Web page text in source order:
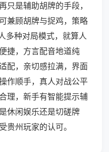
只是辅助胡牌的手段，
兼顾胡牌与捉鸡，策略
多种对局模式，就算人
捷，方言配音地道纯
配，亲切感拉满，界面
作顺手，真人对战公平
理，新手有智能提示辅
休闲娱乐还是切磋牌
贵州玩家的认可。